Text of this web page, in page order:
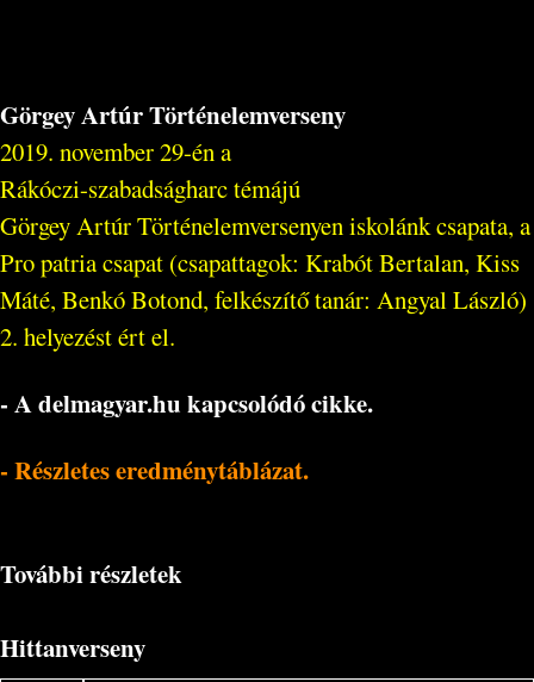
Görgey Artúr Történelemverseny
2019. november 29-én a
Rákóczi-szabadságharc témájú
Görgey Artúr Történelemversenyen iskolánk csapata, a
Pro patria csapat (csapattagok: Krabót Bertalan, Kiss
Máté, Benkó Botond, felkészítő tanár: Angyal László)
2. helyezést ért el.
- A delmagyar.hu kapcsolódó cikke.
- Részletes eredménytáblázat.
További részletek
Hittanverseny